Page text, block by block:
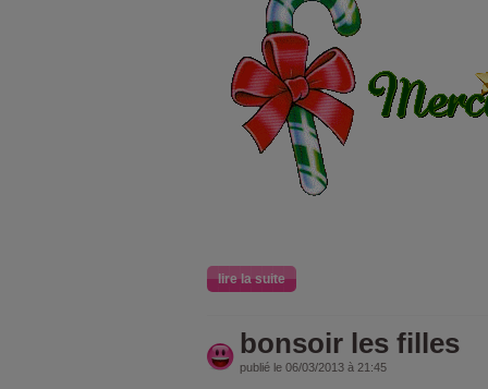
lire la suite
bonsoir les filles
publié le 06/03/2013 à 21:45